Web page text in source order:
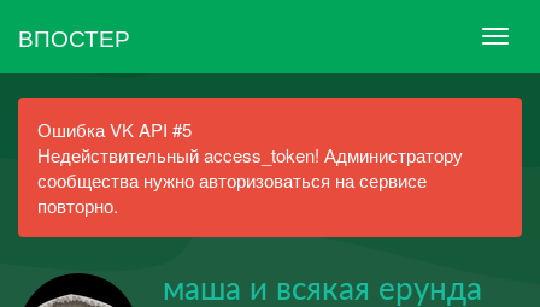
ВПОСТЕР
Ошибка VK API #5
Недействительный access_token! Администратору
сообщества нужно авторизоваться на сервисе
повторно.
маша и всякая ерунда